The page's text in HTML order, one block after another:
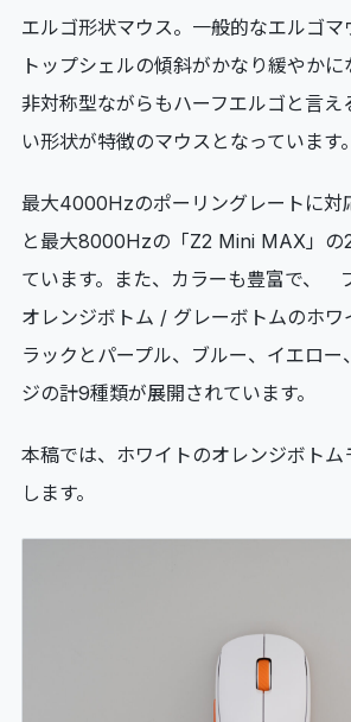
エルゴ形状マウス。一般的なエルゴマ
トップシェルの傾斜がかなり緩やかに
非対称型ながらもハーフエルゴと言え
い形状が特徴のマウスとなっています。
最大4000Hzのポーリングレートに対
と最大8000Hzの「Z2 Mini MAX」の
ています。また、カラーも豊富で、
オレンジボトム / グレーボトムのホワ
ラックとパープル、ブルー、イエロー
ジの計9種類が展開されています。
本稿では、ホワイトのオレンジボトム
します。